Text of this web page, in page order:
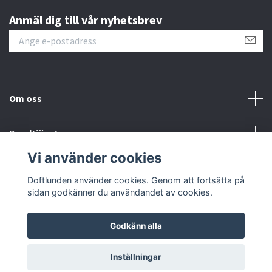
Anmäl dig till vår nyhetsbrev
Om oss
Kundtjänst
Sociala medier
© 2026 Doftlunden
Vi använder cookies
Doftlunden använder cookies. Genom att fortsätta på
sidan godkänner du användandet av cookies.
Godkänn alla
Inställningar